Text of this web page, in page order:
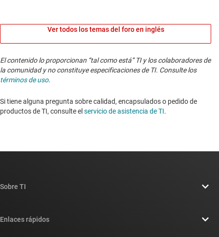
Ver todos los temas del foro en inglés
El contenido lo proporcionan “tal como está” TI y los colaboradores de
la comunidad y no constituye especificaciones de TI. Consulte los
términos de uso.
Si tiene alguna pregunta sobre calidad, encapsulados o pedido de
productos de TI, consulte el servicio de asistencia de TI. ​​​​​​​​​​​​​​
Sobre TI
Enlaces rápidos